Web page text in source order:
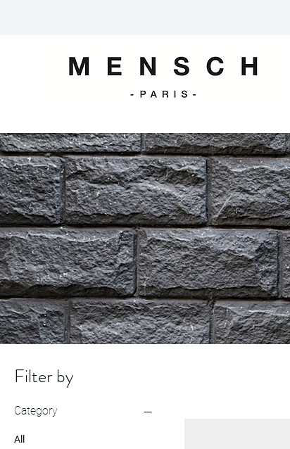
Filter by
Category
All